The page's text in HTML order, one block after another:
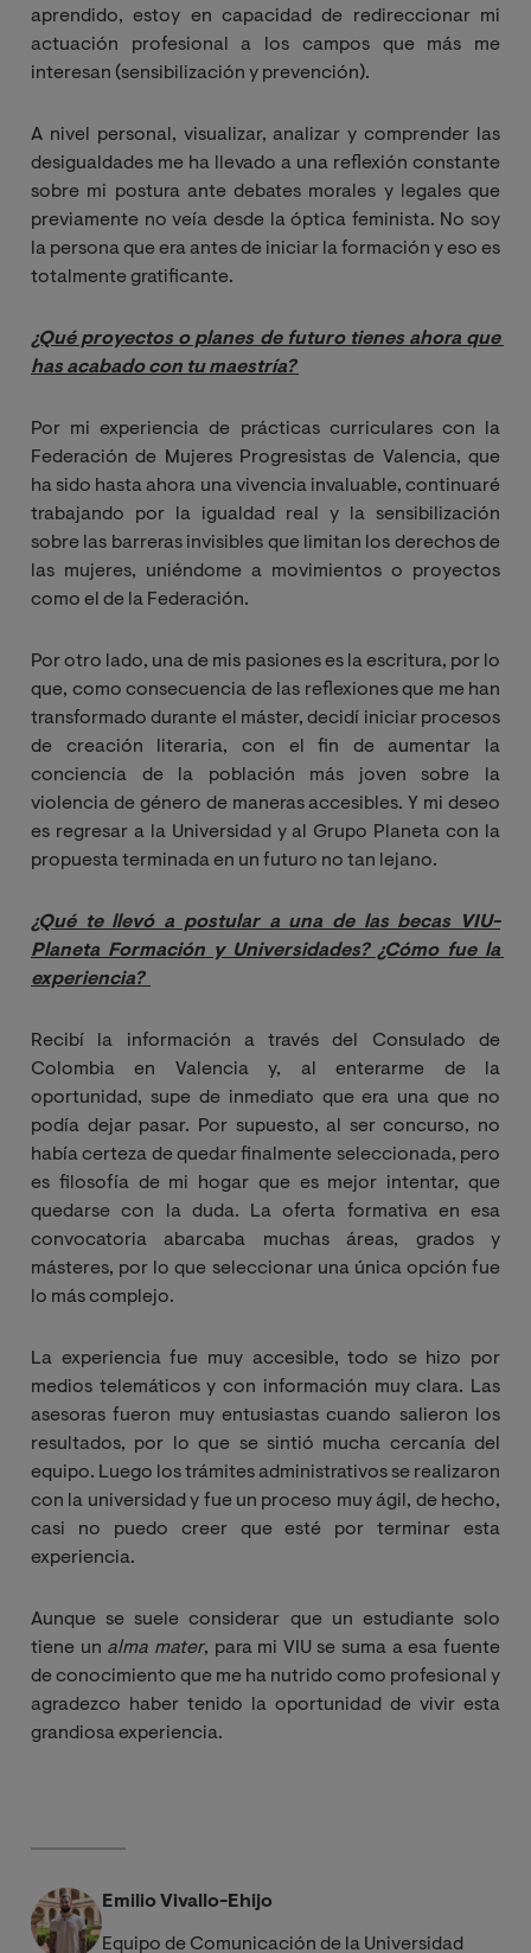
aprendido, estoy en capacidad de redireccionar mi
actuación profesional a los campos que más me
interesan (sensibilización y prevención).
A nivel personal, visualizar, analizar y comprender las
desigualdades me ha llevado a una reflexión constante
sobre mi postura ante debates morales y legales que
previamente no veía desde la óptica feminista. No soy
la persona que era antes de iniciar la formación y eso es
totalmente gratificante.
¿Qué proyectos o planes de futuro tienes ahora que
has acabado con tu maestría?
Por mi experiencia de prácticas curriculares con la
Federación de Mujeres Progresistas de Valencia, que
ha sido hasta ahora una vivencia invaluable, continuaré
trabajando por la igualdad real y la sensibilización
sobre las barreras invisibles que limitan los derechos de
las mujeres, uniéndome a movimientos o proyectos
como el de la Federación.
Por otro lado, una de mis pasiones es la escritura, por lo
que, como consecuencia de las reflexiones que me han
transformado durante el máster, decidí iniciar procesos
de creación literaria, con el fin de aumentar la
conciencia de la población más joven sobre la
violencia de género de maneras accesibles. Y mi deseo
es regresar a la Universidad y al Grupo Planeta con la
propuesta terminada en un futuro no tan lejano.
¿Qué te llevó a postular a una de las becas VIU-
Planeta Formación y Universidades? ¿Cómo fue la
experiencia?
Recibí la información a través del Consulado de
Colombia en Valencia y, al enterarme de la
oportunidad, supe de inmediato que era una que no
podía dejar pasar. Por supuesto, al ser concurso, no
había certeza de quedar finalmente seleccionada, pero
es filosofía de mi hogar que es mejor intentar, que
quedarse con la duda. La oferta formativa en esa
convocatoria abarcaba muchas áreas, grados y
másteres, por lo que seleccionar una única opción fue
lo más complejo.
La experiencia fue muy accesible, todo se hizo por
medios telemáticos y con información muy clara. Las
asesoras fueron muy entusiastas cuando salieron los
resultados, por lo que se sintió mucha cercanía del
equipo. Luego los trámites administrativos se realizaron
con la universidad y fue un proceso muy ágil, de hecho,
casi no puedo creer que esté por terminar esta
experiencia.
Aunque se suele considerar que un estudiante solo
tiene un alma mater, para mi VIU se suma a esa fuente
de conocimiento que me ha nutrido como profesional y
agradezco haber tenido la oportunidad de vivir esta
grandiosa experiencia.
Emilio Vivallo-Ehijo
Equipo de Comunicación de la Universidad